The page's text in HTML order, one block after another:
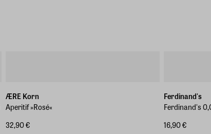
ÆRE Korn
Aperitif »Rosé«
32,90 €
Ferdinand's
Ferdinand's
16,90 €